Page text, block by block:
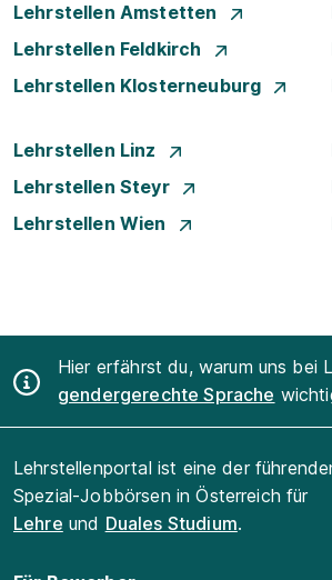
Lehrstellen Amstetten
Lehrstellen Feldkirch
Lehrstellen Klosterneuburg
Lehrstellen Linz
Lehrstellen Steyr
Lehrstellen Wien
Hier erfährst du, warum uns bei
gendergerechte Sprache
Lehrstellenportal ist eine der
Spezial-Jobbörsen in Österreich für
Lehre und Duales Studium.